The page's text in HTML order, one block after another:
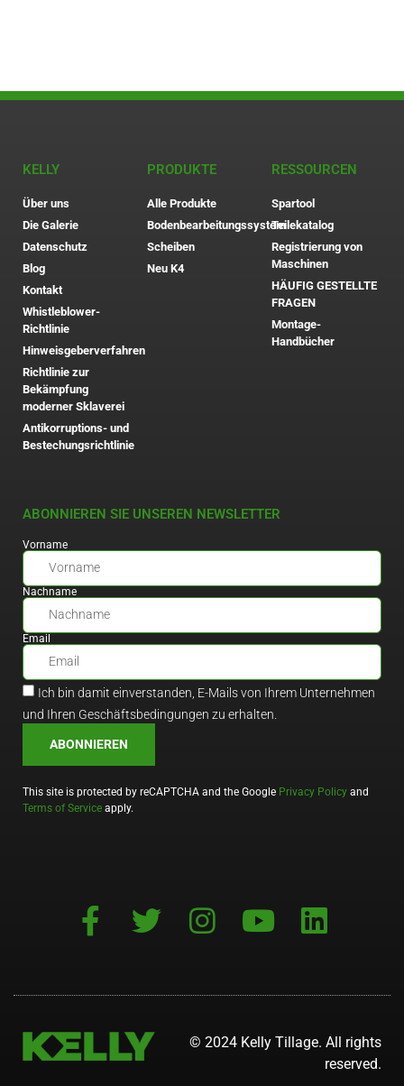
KELLY
Über uns
Die Galerie
Datenschutz
Blog
Kontakt
Whistleblower-
Richtlinie
Hinweisgeberverfahren
Richtlinie zur
Bekämpfung
moderner Sklaverei
Antikorruptions- und
Bestechungsrichtlinie
PRODUKTE
Alle Produkte
Bodenbearbeitungssystem
Scheiben
Neu K4
RESSOURCEN
Spartool
Teilekatalog
Registrierung von
Maschinen
HÄUFIG GESTELLTE
FRAGEN
Montage-
Handbücher
ABONNIEREN SIE UNSEREN NEWSLETTER
Vorname
Nachname
Email
Ich bin damit einverstanden, E-Mails von Ihrem Unternehmen
und Ihren Geschäftsbedingungen zu erhalten.
ABONNIEREN
This site is protected by reCAPTCHA and the Google Privacy Policy and
Terms of Service apply.
© 2024 Kelly Tillage. All rights
reserved.